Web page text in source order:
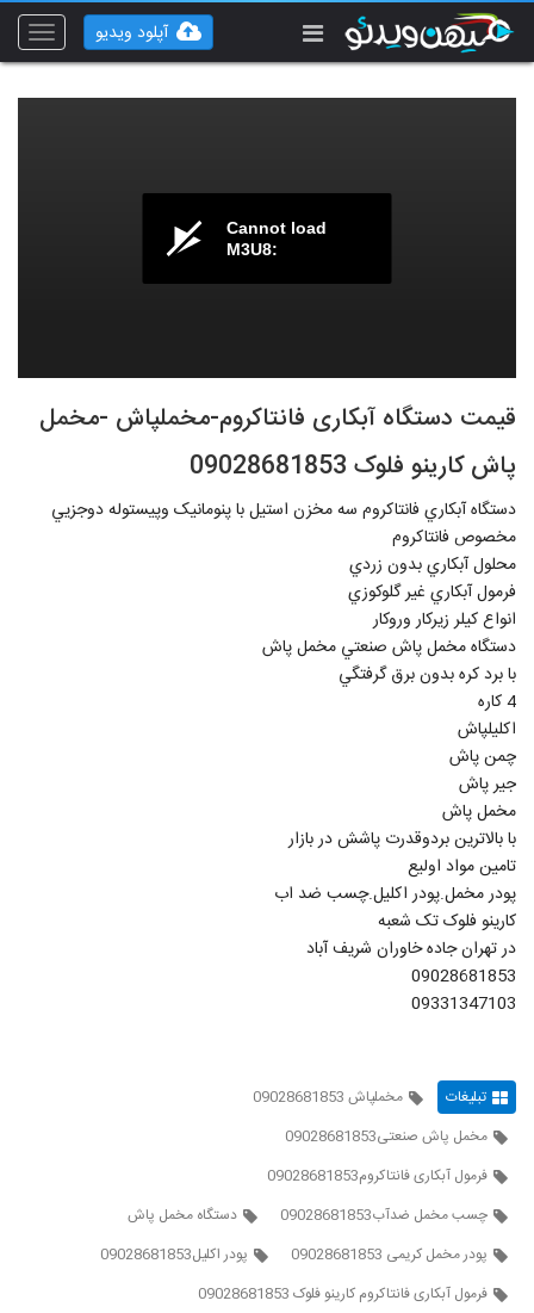
Toggle
آپلود ویدیو
Cannot load
M3U8:
قیمت دستگاه آبکاری فانتاکروم-مخملپاش -مخمل
پاش کارینو فلوک 09028681853
دستگاه آبکاري فانتاکروم سه مخزن استيل با پنومانيک وپيستوله دوجزيي
مخصوص فانتاکروم
محلول آبکاري بدون زردي
فرمول آبکاري غير گلوکوزي
انواع کيلر زيرکار وروکار
دستگاه مخمل پاش صنعتي مخمل پاش
با برد کره بدون برق گرفتگي
4 کاره
اکليلپاش
چمن پاش
جير پاش
مخمل پاش
با بالاترين بردوقدرت پاشش در بازار
تامين مواد اوليع
پودر مخمل.پودر اکليل.چسب ضد اب
کارينو فلوک تک شعبه
در تهران جاده خاوران شريف آباد
09028681853
09331347103
تبلیغات
مخملپاش 09028681853
مخمل پاش صنعتی09028681853
فرمول آبکاری فانتاکروم09028681853
چسب مخمل ضدآب09028681853
دستگاه مخمل پاش
پودر مخمل کریمی 09028681853
پودر اکلیل09028681853
فرمول آبکاری فانتاکروم کارینو فلوک 09028681853